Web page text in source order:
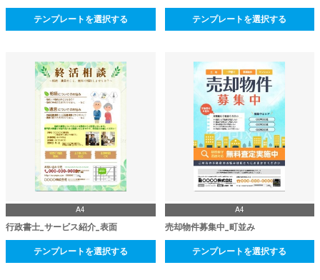
テンプレートを選択する テンプレートを選択する
A4
行政書士_サービス紹介_表面
テンプレートを選択する
A4
売却物件募集中_町並み
テンプレートを選択する